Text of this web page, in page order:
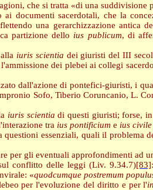
che si tratta «di una
documenti sacerdotali, che la
una gerarchizzazione antica
partizione dello ius publicum, di
iuris scientia dei giuristi del III
dei plebei ai collegi
dall'azione di pontefici-giuristi, i
Sofo, Tiberio Coruncanio, L.
iuris scientia di questi giuristi; forse,
tra ius pontificium e ius civile
essenziali, quali il problema
per gli eventuali approfondimenti ad
conflitto delle leggi (Liv. 9.34.7)[83]
«quodcumque postremum
per l'evoluzione del diritto e per l'